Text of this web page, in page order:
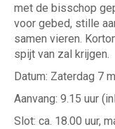
met de bisschop
voor gebed, stille
samen vieren.
spijt van zal krijgen.
Datum: Zaterdag 7
Aanvang: 9.15 uur
Slot: ca. 18.00 uur,